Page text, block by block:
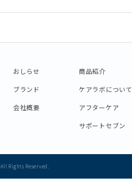
おしらせ
ブランド
会社概要
商品紹介
ケアラボについて
アフターケア
サポートセブン
Rights Reserved.